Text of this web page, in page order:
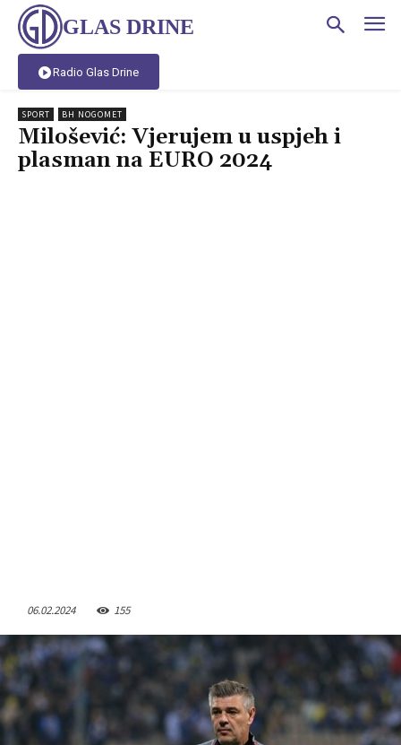
GLAS DRINE
Radio Glas Drine
SPORT BH NOGOMET
Milošević: Vjerujem u uspjeh i
plasman na EURO 2024
06.02.2024 155